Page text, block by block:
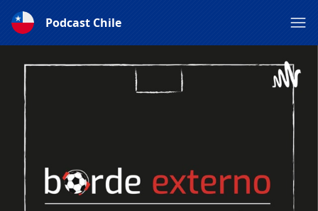
Podcast Chile